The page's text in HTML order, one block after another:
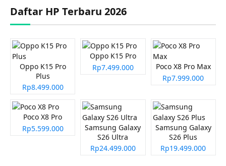
Daftar HP Terbaru 2026
Oppo K15 Pro
Plus
Rp8.499.000
Oppo K15 Pro
Rp7.499.000
Poco X8 Pro Max
Rp7.999.000
Poco X8 Pro
Rp5.599.000
Samsung Galaxy
S26 Ultra
Rp24.499.000
Samsung Galaxy
S26 Plus
Rp19.499.000